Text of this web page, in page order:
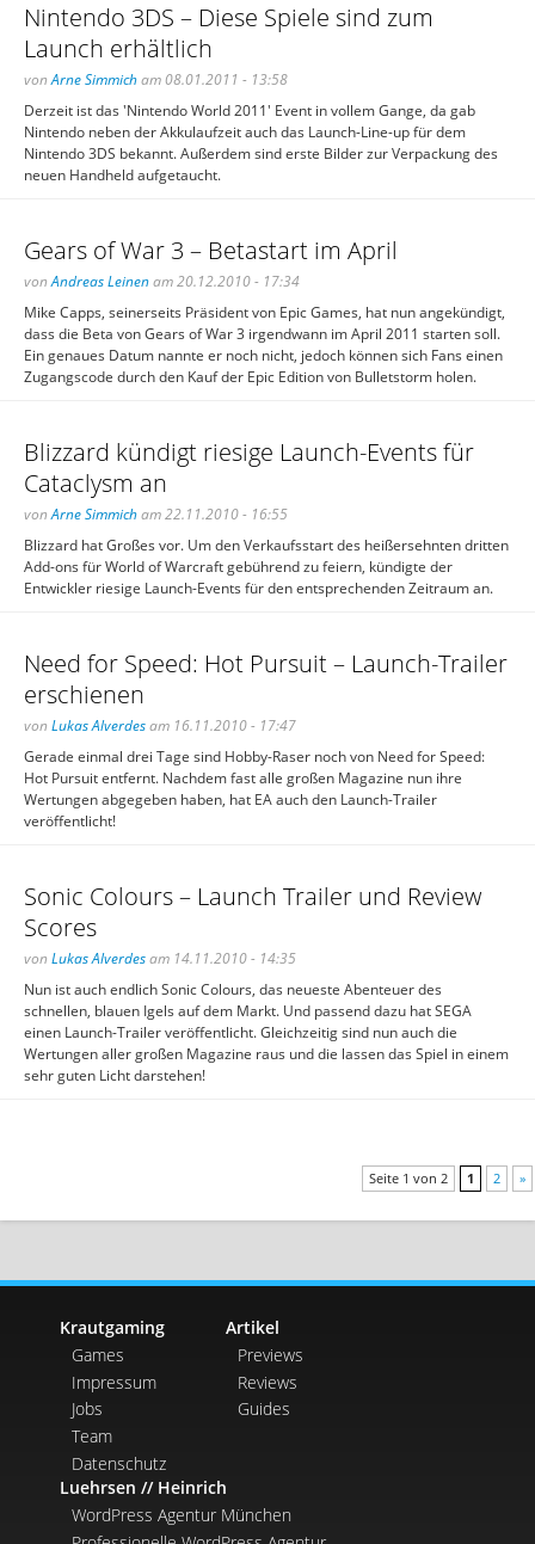
Nintendo 3DS – Diese Spiele sind zum
Launch erhältlich
vonArne Simmicham 08.01.2011 - 13:58
Derzeit ist das 'Nintendo World 2011' Event in vollem Gange, da gab
Nintendo neben der Akkulaufzeit auch das Launch-Line-up für dem
Nintendo 3DS bekannt. Außerdem sind erste Bilder zur Verpackung des
neuen Handheld aufgetaucht.
Gears of War 3 – Betastart im April
vonAndreas Leinenam 20.12.2010 - 17:34
Mike Capps, seinerseits Präsident von Epic Games, hat nun angekündigt,
dass die Beta von Gears of War 3 irgendwann im April 2011 starten soll.
Ein genaues Datum nannte er noch nicht, jedoch können sich Fans einen
Zugangscode durch den Kauf der Epic Edition von Bulletstorm holen.
Blizzard kündigt riesige Launch-Events für
Cataclysm an
vonArne Simmicham 22.11.2010 - 16:55
Blizzard hat Großes vor. Um den Verkaufsstart des heißersehnten dritten
Add-ons für World of Warcraft gebührend zu feiern, kündigte der
Entwickler riesige Launch-Events für den entsprechenden Zeitraum an.
Need for Speed: Hot Pursuit – Launch-Trailer
erschienen
von Lukas Alverdesam 16.11.2010 - 17:47
Gerade einmal drei Tage sind Hobby-Raser noch von Need for Speed:
Hot Pursuit entfernt. Nachdem fast alle großen Magazine nun ihre
Wertungen abgegeben haben, hat EA auch den Launch-Trailer
veröffentlicht!
Sonic Colours – Launch Trailer und Review
Scores
von Lukas Alverdesam 14.11.2010 - 14:35
Nun ist auch endlich Sonic Colours, das neueste Abenteuer des
schnellen, blauen Igels auf dem Markt. Und passend dazu hat SEGA
einen Launch-Trailer veröffentlicht. Gleichzeitig sind nun auch die
Wertungen aller großen Magazine raus und die lassen das Spiel in einem
sehr guten Licht darstehen!
Seite 1 von 2 1 2 »
Krautgaming
Games
Impressum
Jobs
Team
Datenschutz
Artikel
Previews
Reviews
Guides
Luehrsen // Heinrich
WordPress Agentur München